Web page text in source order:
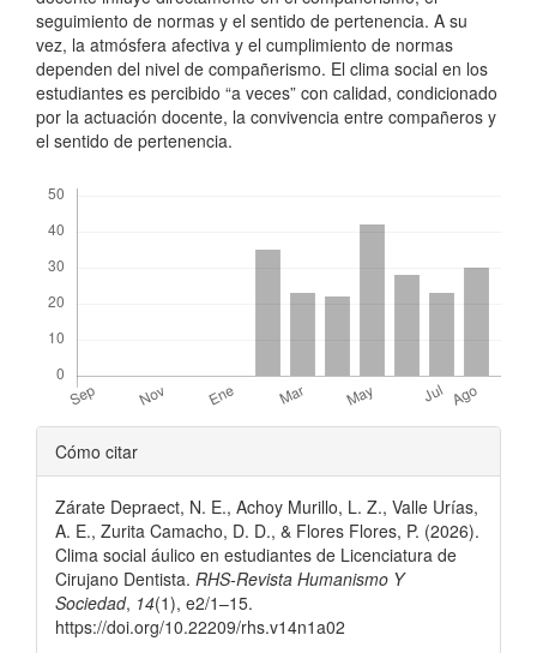
seguimiento de normas y el sentido de pertenencia. A su
vez, la atmósfera afectiva y el cumplimiento de normas
dependen del nivel de compañerismo. El clima social en los
estudiantes es percibido “a veces” con calidad, condicionado
por la actuación docente, la convivencia entre compañeros y
el sentido de pertenencia.
Detalles
del
artículo
Cómo citar
Zárate Depraect, N. E., Achoy Murillo, L. Z., Valle Urías,
A. E., Zurita Camacho, D. D., & Flores Flores, P. (2026).
Clima social áulico en estudiantes de Licenciatura de
Cirujano Dentista. RHS-Revista Humanismo Y
Sociedad, 14(1), e2/1–15.
https://doi.org/10.22209/rhs.v14n1a02